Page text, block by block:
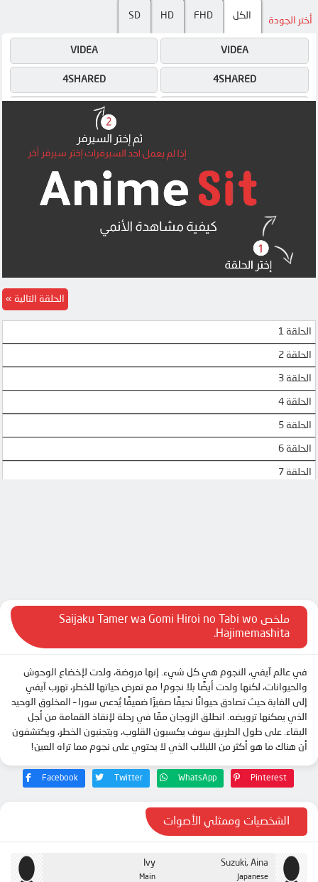
أختر الجودة الكل FHD
HD
SD
MP4UPLOAD
OK
VIDEA
VIDEA
4SHARED
DRIVE
4SHARED
الحلقة 1
الحلقة 2
الحلقة 3
الحلقة 4
الحلقة 5
الحلقة 6
الحلقة 7
الحلقة التالية
ملخص Saijaku Tamer wa Gomi Hiroi no Tabi wo
Hajimemashita.
في عالم آيفي، النجوم هي كل شيء. إنها مروضة، ولدت لإخضاع الوحوش
والحيوانات، لكنها ولدت أيضًا بلا نجوم! مع تعرض حياتها للخطر، تهرب آيفي
إلى الغابة حيث تصادق حيوانًا نحيفًا صغيرًا ضعيفًا يُدعى سورا – المخلوق الوحيد
الذي يمكنها ترويضه. انطلق الزوجان معًا في رحلة لإنقاذ القمامة من أجل
البقاء. على طول الطريق سوف يكسبون القلوب، ويتجنبون الخطر، ويكتشفون
أن هناك ما هو أكثر من اللبلاب الذي لا يحتوي على نجوم مما تراه العين!
Facebook Twitter WhatsApp Pinterest
الشخصيات وممثلي الأصوات
Ivy
Main
Suzuki, Aina
Japanese